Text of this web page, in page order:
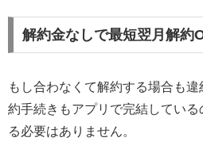
解約金なしで最短翌月解約
もし合わなくて解約する場合も
約手続きもアプリで完結してい
る必要はありません。